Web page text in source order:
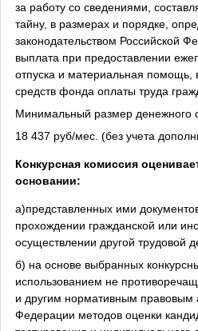
за работу со сведениями,
тайну, в размерах и порядке,
законодательством Российской
выплата при предоставлении
отпуска и материальная помощь,
средств фонда оплаты труда
Минимальный размер денежного
18 437 руб/мес. (без учета
Конкурсная комиссия
основании:
а)представленных ими
прохождении гражданской или
осуществлении другой трудовой
б) на основе выбранных
использованием не
и другим нормативным правовым
Федерации методов оценки